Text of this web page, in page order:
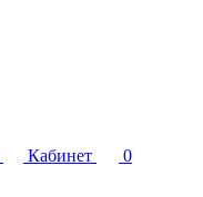
Кабинет
0